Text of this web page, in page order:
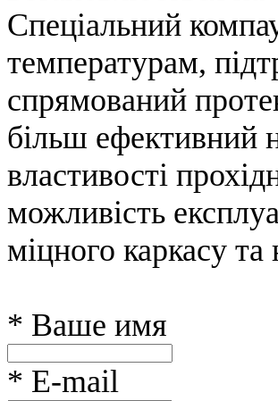
Спеціальний
температурам,
спрямований
більш ефективний
властивості
можливість
міцного каркасу
* Ваше имя
* E-mail